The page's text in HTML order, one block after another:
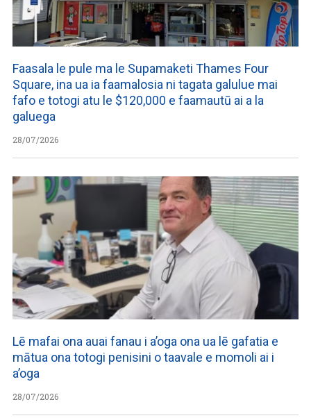
Faasala le pule ma le Supamaketi Thames Four
Square, ina ua ia faamalosia ni tagata galulue mai
fafo e totogi atu le $120,000 e faamautū ai a la
galuega
28/07/2026
Lē mafai ona auai fanau i a’oga ona ua lē gafatia e
mātua ona totogi penisini o taavale e momoli ai i
a’oga
28/07/2026